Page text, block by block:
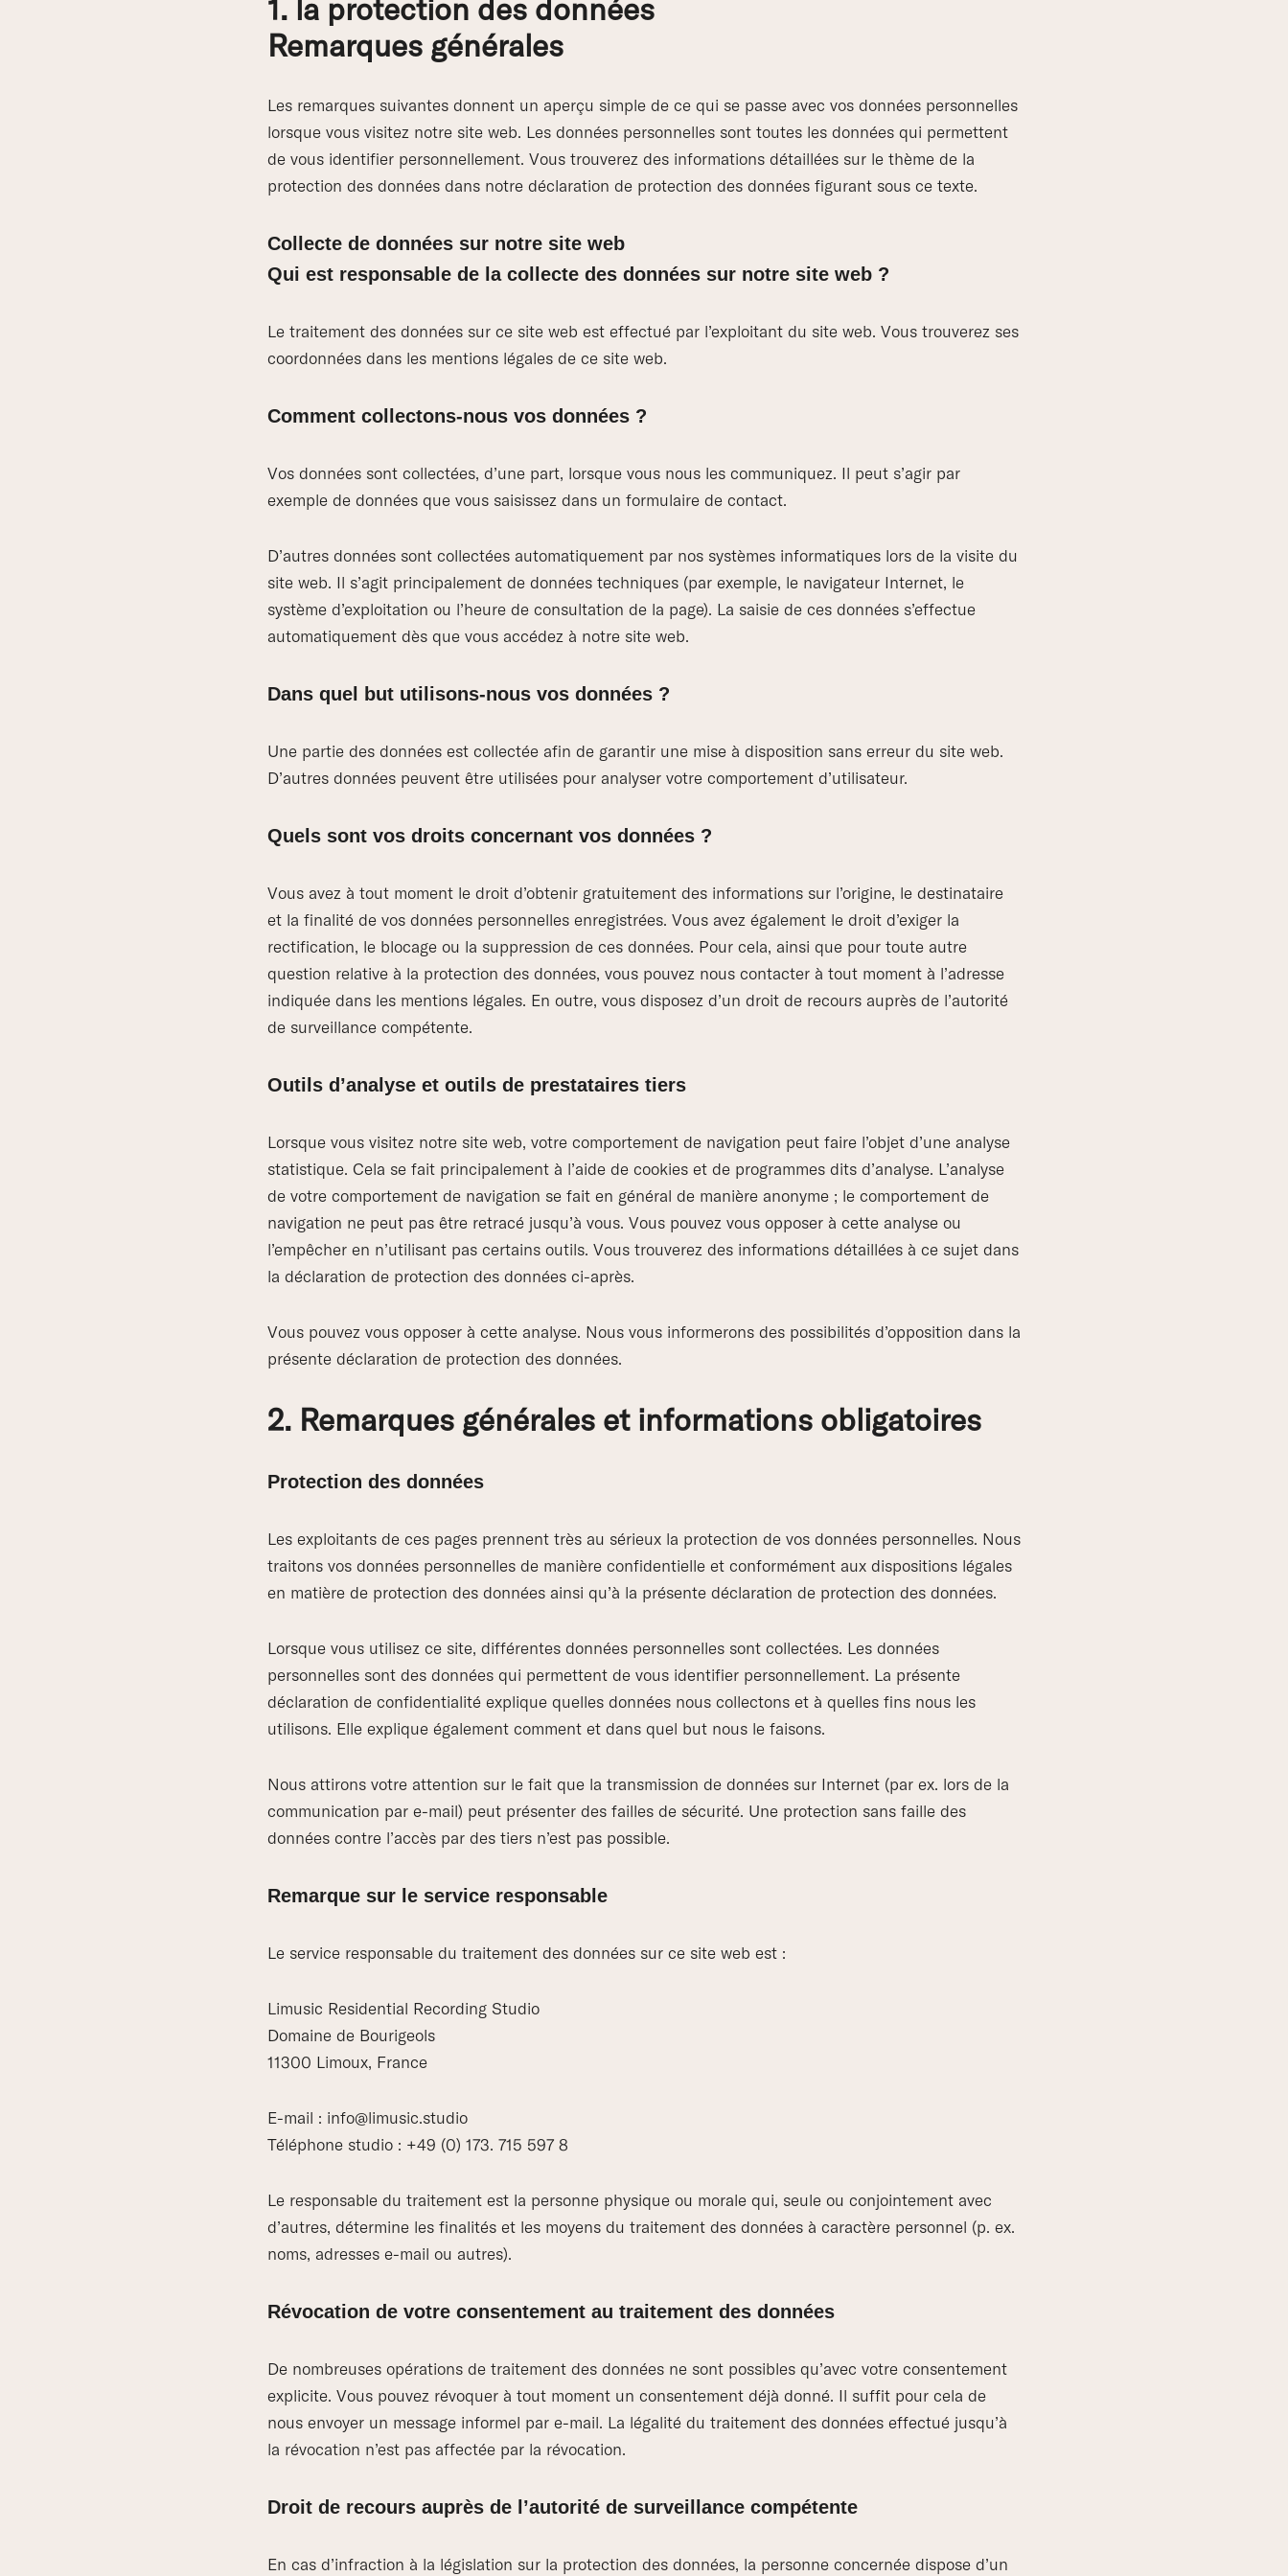
1. la protection des données
Remarques générales
Les remarques suivantes donnent un aperçu simple de ce qui se passe avec vos données personnelles
lorsque vous visitez notre site web. Les données personnelles sont toutes les données qui permettent
de vous identifier personnellement. Vous trouverez des informations détaillées sur le thème de la
protection des données dans notre déclaration de protection des données figurant sous ce texte.
Collecte de données sur notre site web
Qui est responsable de la collecte des données sur notre site web ?
Le traitement des données sur ce site web est effectué par l’exploitant du site web. Vous trouverez ses
coordonnées dans les mentions légales de ce site web.
Comment collectons-nous vos données ?
Vos données sont collectées, d’une part, lorsque vous nous les communiquez. Il peut s’agir par
exemple de données que vous saisissez dans un formulaire de contact.
D’autres données sont collectées automatiquement par nos systèmes informatiques lors de la visite du
site web. Il s’agit principalement de données techniques (par exemple, le navigateur Internet, le
système d’exploitation ou l’heure de consultation de la page). La saisie de ces données s’effectue
automatiquement dès que vous accédez à notre site web.
Dans quel but utilisons-nous vos données ?
Une partie des données est collectée afin de garantir une mise à disposition sans erreur du site web.
D’autres données peuvent être utilisées pour analyser votre comportement d’utilisateur.
Quels sont vos droits concernant vos données ?
Vous avez à tout moment le droit d’obtenir gratuitement des informations sur l’origine, le destinataire
et la finalité de vos données personnelles enregistrées. Vous avez également le droit d’exiger la
rectification, le blocage ou la suppression de ces données. Pour cela, ainsi que pour toute autre
question relative à la protection des données, vous pouvez nous contacter à tout moment à l’adresse
indiquée dans les mentions légales. En outre, vous disposez d’un droit de recours auprès de l’autorité
de surveillance compétente.
Outils d’analyse et outils de prestataires tiers
Lorsque vous visitez notre site web, votre comportement de navigation peut faire l’objet d’une analyse
statistique. Cela se fait principalement à l’aide de cookies et de programmes dits d’analyse. L’analyse
de votre comportement de navigation se fait en général de manière anonyme ; le comportement de
navigation ne peut pas être retracé jusqu’à vous. Vous pouvez vous opposer à cette analyse ou
l’empêcher en n’utilisant pas certains outils. Vous trouverez des informations détaillées à ce sujet dans
la déclaration de protection des données ci-après.
Vous pouvez vous opposer à cette analyse. Nous vous informerons des possibilités d’opposition dans la
présente déclaration de protection des données.
2. Remarques générales et informations obligatoires
Protection des données
Les exploitants de ces pages prennent très au sérieux la protection de vos données personnelles. Nous
traitons vos données personnelles de manière confidentielle et conformément aux dispositions légales
en matière de protection des données ainsi qu’à la présente déclaration de protection des données.
Lorsque vous utilisez ce site, différentes données personnelles sont collectées. Les données
personnelles sont des données qui permettent de vous identifier personnellement. La présente
déclaration de confidentialité explique quelles données nous collectons et à quelles fins nous les
utilisons. Elle explique également comment et dans quel but nous le faisons.
Nous attirons votre attention sur le fait que la transmission de données sur Internet (par ex. lors de la
communication par e-mail) peut présenter des failles de sécurité. Une protection sans faille des
données contre l’accès par des tiers n’est pas possible.
Remarque sur le service responsable
Le service responsable du traitement des données sur ce site web est :
Limusic Residential Recording Studio
Domaine de Bourigeols
11300 Limoux, France
E-mail : info@limusic.studio
Téléphone studio : +49 (0) 173. 715 597 8
Le responsable du traitement est la personne physique ou morale qui, seule ou conjointement avec
d’autres, détermine les finalités et les moyens du traitement des données à caractère personnel (p. ex.
noms, adresses e-mail ou autres).
Révocation de votre consentement au traitement des données
De nombreuses opérations de traitement des données ne sont possibles qu’avec votre consentement
explicite. Vous pouvez révoquer à tout moment un consentement déjà donné. Il suffit pour cela de
nous envoyer un message informel par e-mail. La légalité du traitement des données effectué jusqu’à
la révocation n’est pas affectée par la révocation.
Droit de recours auprès de l’autorité de surveillance compétente
En cas d’infraction à la législation sur la protection des données, la personne concernée dispose d’un